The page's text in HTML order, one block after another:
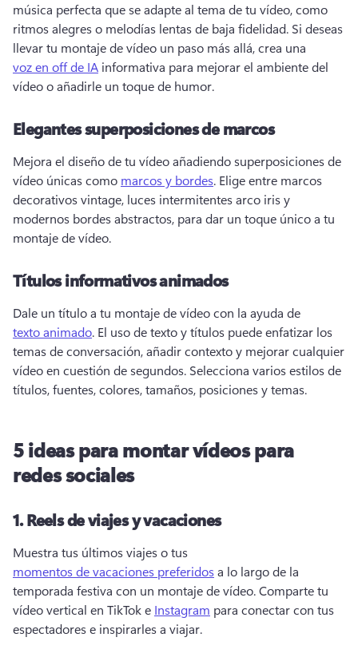
música perfecta que se adapte al tema de tu vídeo, como
ritmos alegres o melodías lentas de baja fidelidad. Si deseas
llevar tu montaje de vídeo un paso más allá, crea una
voz en off de IA informativa para mejorar el ambiente del
vídeo o añadirle un toque de humor.
Elegantes superposiciones de marcos
Mejora el diseño de tu vídeo añadiendo superposiciones de
vídeo únicas como marcos y bordes. Elige entre marcos
decorativos vintage, luces intermitentes arco iris y
modernos bordes abstractos, para dar un toque único a tu
montaje de vídeo.
Títulos informativos animados
Dale un título a tu montaje de vídeo con la ayuda de
texto animado. El uso de texto y títulos puede enfatizar los
temas de conversación, añadir contexto y mejorar cualquier
vídeo en cuestión de segundos. Selecciona varios estilos de
títulos, fuentes, colores, tamaños, posiciones y temas.
5 ideas para montar vídeos para
redes sociales
1.Reels de viajes y vacaciones
Muestra tus últimos viajes o tus
momentos de vacaciones preferidos a lo largo de la
temporada festiva con un montaje de vídeo. Comparte tu
vídeo vertical en TikTok e Instagram para conectar con tus
espectadores e inspirarles a viajar.